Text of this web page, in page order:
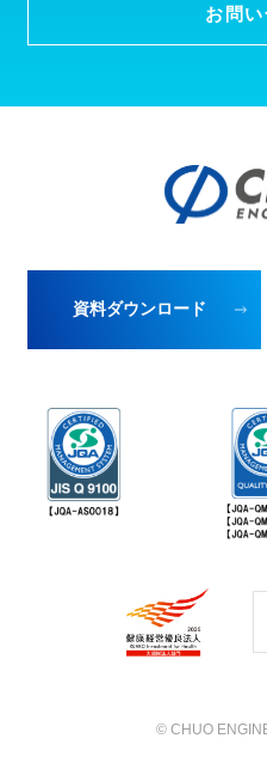
お問
資料ダウンロード
©︎ CHUO